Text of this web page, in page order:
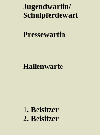
Jugendwartin/
Schulpferdewart
Pressewartin
Hallenwarte
1. Beisitzer
2. Beisitzer